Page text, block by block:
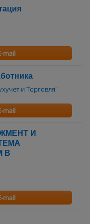
mail
и Торговля"
mail
И
В
mail